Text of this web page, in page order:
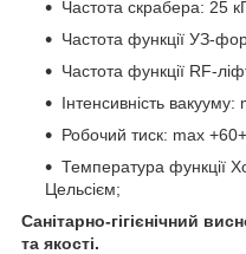
Частота скрабера: 25
Частота функції УЗ-
Частота функції RF-
Інтенсивність
Робочий тиск: max
Температура функції
Цельсієм;
Санітарно-гігієнічний
та якості.